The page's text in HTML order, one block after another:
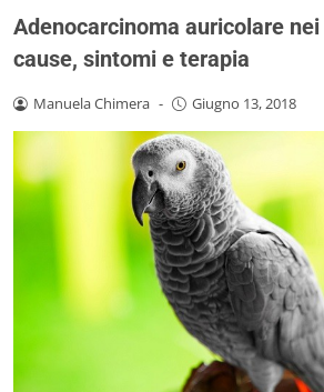
Adenocarcinoma auricolare
cause, sintomi e terapia
Manuela Chimera - Giugno 13, 2018